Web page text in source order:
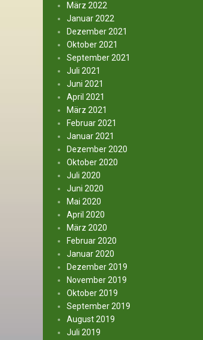
März 2022
Januar 2022
Dezember 2021
Oktober 2021
September 2021
Juli 2021
Juni 2021
April 2021
März 2021
Februar 2021
Januar 2021
Dezember 2020
Oktober 2020
Juli 2020
Juni 2020
Mai 2020
April 2020
März 2020
Februar 2020
Januar 2020
Dezember 2019
November 2019
Oktober 2019
September 2019
August 2019
Juli 2019